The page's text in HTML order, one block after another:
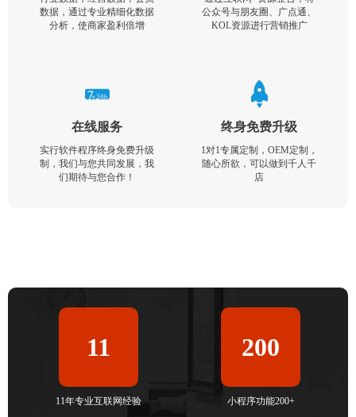
数据，通过专业精细化数据
分析，使商家盈利倍增
公众号与朋友圈、广点通、
KOL资源进行营销推广
在线服务
实行软件程序终身免费升级
制，我们与您共同发展，我
们期待与您合作！
终身免费升级
1对1专属定制，OEM定制，
随心所欲，可以做到千人千
店
11
11年专业互联网经验
200
小程序功能200+